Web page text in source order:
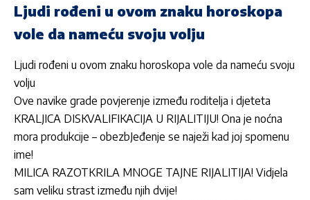
Ljudi rođeni u ovom znaku horoskopa
vole da nameću svoju volju
Ljudi rođeni u ovom znaku horoskopa vole da nameću svoju
volju
Ove navike grade povjerenje između roditelja i djeteta
KRALJICA DISKVALIFIKACIJA U RIJALITIJU! Ona je noćna
mora produkcije – obezbJeđenje se naježi kad joj spomenu
ime!
MILICA RAZOTKRILA MNOGE TAJNE RIJALITIJA! Vidjela
sam veliku strast između njih dvije!